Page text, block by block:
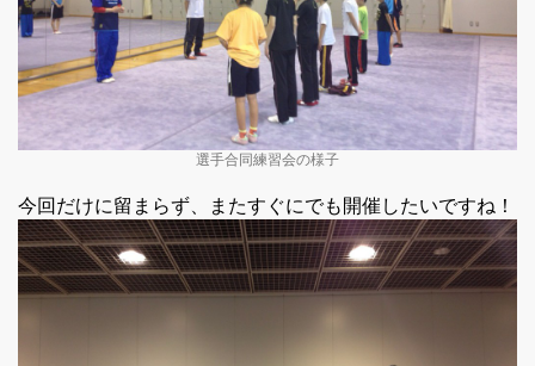
選手合同練習会の様子
今回だけに留まらず、またすぐにでも開催したいですね！